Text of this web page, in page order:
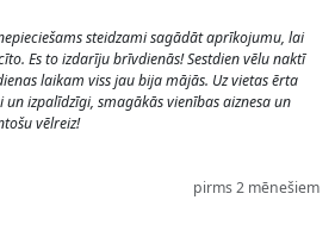
steidzami sagādāt aprīkojumu, lai
Es to izdarīju brīvdienās! Sestdien vēlu naktī
laikam viss jau bija mājās. Uz vietas ērta
izpalīdzīgi, smagākās vienības aiznesa un
vēlreiz!
pirms 2 mēnešiem